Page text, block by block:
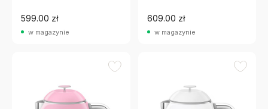
599.00 zł
w magazynie
609.00 zł
w magazynie